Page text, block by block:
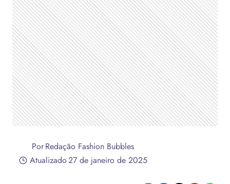
PorRedação Fashion Bubbles
Atualizado27 de janeiro de 2025